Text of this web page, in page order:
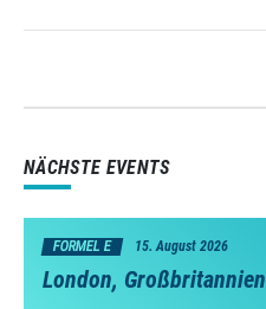
NÄCHSTE EVENTS
FORMEL E 15. August 2026
London, Großbritannien